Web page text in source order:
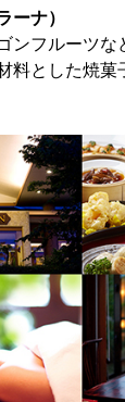
ナ）
ンフルーツな
料とした焼菓